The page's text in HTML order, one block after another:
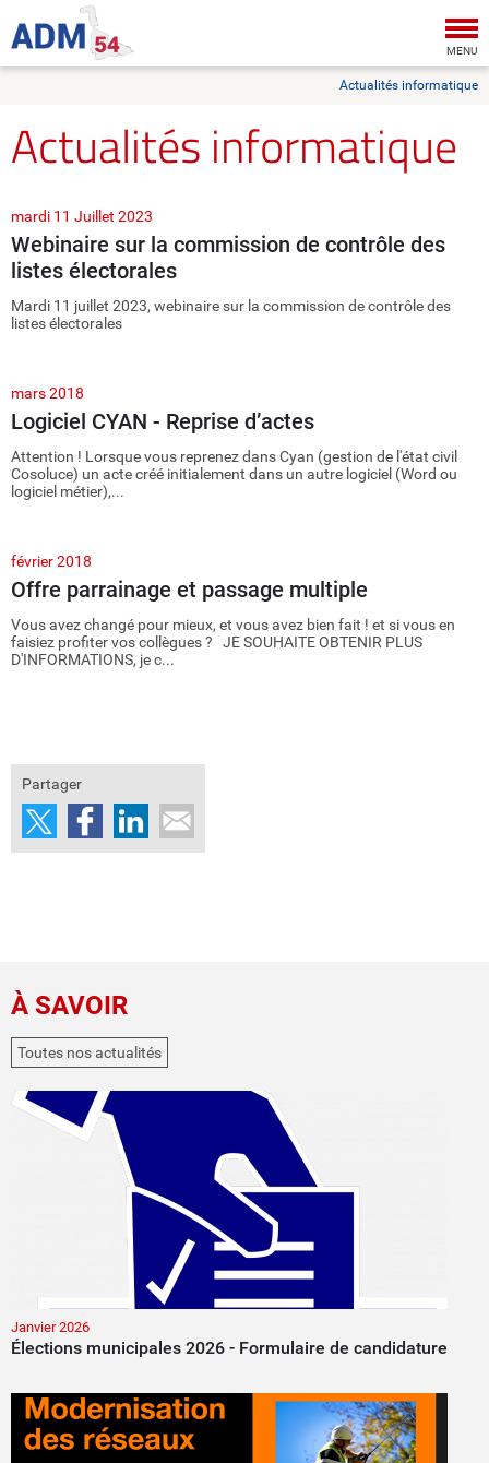
MENU
Actualités informatique
Actualités informatique
mardi 11 Juillet 2023
Webinaire sur la commission de contrôle des
listes électorales
Mardi 11 juillet 2023, webinaire sur la commission de contrôle des
listes électorales
mars 2018
Logiciel CYAN - Reprise d’actes
Attention ! Lorsque vous reprenez dans Cyan (gestion de l'état civil
Cosoluce) un acte créé initialement dans un autre logiciel (Word ou
logiciel métier),...
février 2018
Offre parrainage et passage multiple
Vous avez changé pour mieux, et vous avez bien fait ! et si vous en
faisiez profiter vos collègues ? JE SOUHAITE OBTENIR PLUS
D'INFORMATIONS, je c...
Partager
À SAVOIR
Toutes nos actualités
Janvier 2026
Élections municipales 2026 - Formulaire de candidature